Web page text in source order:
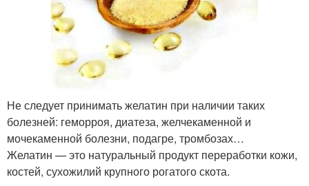
Не следует принимать желатин при наличии таких
болезней: геморроя, диатеза, желчекаменной и
мочекаменной болезни, подагре, тромбозах…
Желатин — это натуральный продукт переработки кожи,
костей, сухожилий крупного рогатого скота.